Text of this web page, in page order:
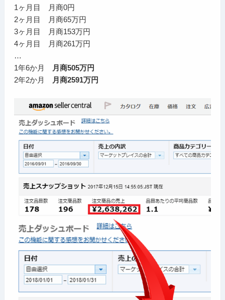
1ヶ月目 月商0円
2ヶ月目 月商65万円
3ヶ月目 月商153万円
4ヶ月目 月商261万円
…
1年6か月
月商505万円
2年2か月
月商2591万円